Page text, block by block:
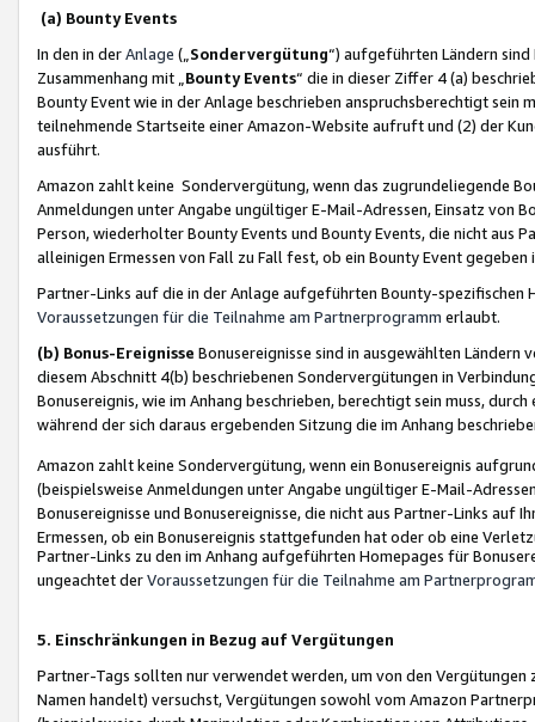
(a) Bounty Events
In den in derAnlage („ Sondervergütung“) aufgeführten Ländern
Zusammenhang mit „ Bounty Events“ die in dieser Ziffer 4 (a)
Bounty Event wie in der Anlage beschrieben anspruchsberechtigt sein
teilnehmende Startseite einer Amazon-Website aufruft und (2) der
ausführt.
Amazon zahlt keine Sondervergütung, wenn das zugrundeliegende
Anmeldungen unter Angabe ungültiger E-Mail-Adressen, Einsatz von
Person, wiederholter Bounty Events und Bounty Events, die nicht
alleinigen Ermessen von Fall zu Fall fest, ob ein Bounty Event
Partner-Links auf die in der Anlage aufgeführten Bounty-spezifischen
Voraussetzungen für die Teilnahme am Partnerprogramm erlaubt.
(b) Bonus-Ereignisse Bonusereignisse sind in ausgewählten Ländern
diesem Abschnitt 4(b) beschriebenen Sondervergütungen in
Bonusereignis, wie im Anhang beschrieben, berechtigt sein muss,
während der sich daraus ergebenden Sitzung die im Anhang
Amazon zahlt keine Sondervergütung, wenn ein Bonusereignis
(beispielsweise Anmeldungen unter Angabe ungültiger E-Mail-
Bonusereignisse und Bonusereignisse, die nicht aus Partner-Links auf
Ermessen, ob ein Bonusereignis stattgefunden hat oder ob eine
Partner-Links zu den im Anhang aufgeführten Homepages für
ungeachtet derVoraussetzungen für die Teilnahme am
5. Einschränkungen in Bezug auf Vergütungen
Partner-Tags sollten nur verwendet werden, um von den
Namen handelt) versuchst, Vergütungen sowohl vom Amazon